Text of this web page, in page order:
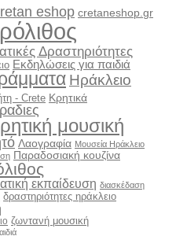
eshop cretaneshop.gr
Δραστηριότητες
Εκδηλώσεις για παιδιά
Ηράκλειο
- Crete Κρητικά
μουσική
Λαογραφία Μουσεία Ηράκλειο
Παραδοσιακή κουζίνα
εκπαίδευση διασκέδαση
δραστηριότητες ηράκλειο
ζωντανή μουσική